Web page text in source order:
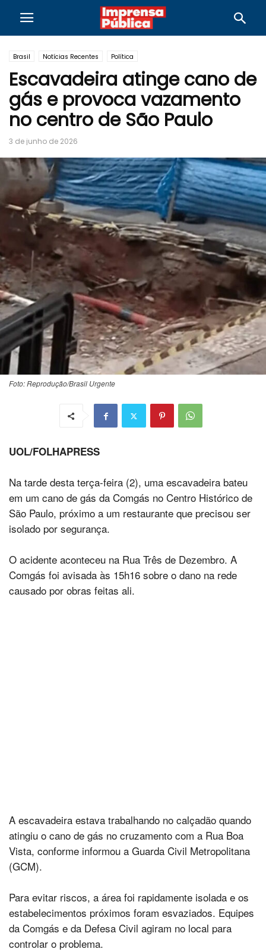
Brasil Notícias Recentes Política
Escavadeira atinge cano de
gás e provoca vazamento
no centro de São Paulo
3 de junho de 2026
Foto: Reprodução/Brasil Urgente
UOL/FOLHAPRESS
Na tarde desta terça-feira (2), uma escavadeira bateu
em um cano de gás da Comgás no Centro Histórico de
São Paulo, próximo a um restaurante que precisou ser
isolado por segurança.
O acidente aconteceu na Rua Três de Dezembro. A
Comgás foi avisada às 15h16 sobre o dano na rede
causado por obras feitas ali.
A escavadeira estava trabalhando no calçadão quando
atingiu o cano de gás no cruzamento com a Rua Boa
Vista, conforme informou a Guarda Civil Metropolitana
(GCM).
Para evitar riscos, a área foi rapidamente isolada e os
estabelecimentos próximos foram esvaziados. Equipes
da Comgás e da Defesa Civil agiram no local para
controlar o problema.